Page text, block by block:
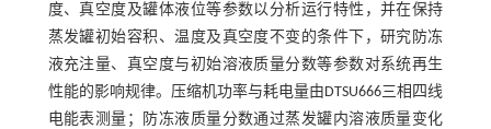
度、真空度及罐体液位等参数以分析运行特性，并在保持
蒸发罐初始容积、温度及真空度不变的条件下，研究防冻
液充注量、真空度与初始溶液质量分数等参数对系统再生
性能的影响规律。压缩机功率与耗电量由DTSU666三相四线
电能表测量；防冻液质量分数通过蒸发罐内溶液质量变化